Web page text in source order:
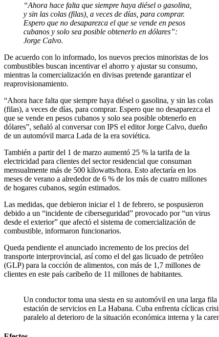
“Ahora hace falta que siempre haya diésel o gasolina,
y sin las colas (filas), a veces de días, para comprar.
Espero que no desaparezca el que se vende en pesos
cubanos y solo sea posible obtenerlo en dólares”:
Jorge Calvo.
De acuerdo con lo informado, los nuevos precios minoristas de los
combustibles buscan incentivar el ahorro y ajustar su consumo,
mientras la comercialización en divisas pretende garantizar el
reaprovisionamiento.
“Ahora hace falta que siempre haya diésel o gasolina, y sin las colas
(filas), a veces de días, para comprar. Espero que no desaparezca el
que se vende en pesos cubanos y solo sea posible obtenerlo en
dólares”, señaló al conversar con IPS el editor Jorge Calvo, dueño
de un automóvil marca Lada de la era soviética.
También a partir del 1 de marzo aumentó 25 % la tarifa de la
electricidad para clientes del sector residencial que consuman
mensualmente más de 500 kilowatts/hora. Esto afectaría en los
meses de verano a alrededor de 6 % de los más de cuatro millones
de hogares cubanos, según estimados.
Las medidas, que debieron iniciar el 1 de febrero, se pospusieron
debido a un “incidente de ciberseguridad” provocado por “un virus
desde el exterior” que afectó el sistema de comercialización de
combustible, informaron funcionarios.
Queda pendiente el anunciado incremento de los precios del
transporte interprovincial, así como el del gas licuado de petróleo
(GLP) para la cocción de alimentos, con más de 1,7 millones de
clientes en este país caribeño de 11 millones de habitantes.
Un conductor toma una siesta en su automóvil en una larga
estación de servicios en La Habana. Cuba enfrenta cíclicas
paralelo al deterioro de la situación económica interna y la